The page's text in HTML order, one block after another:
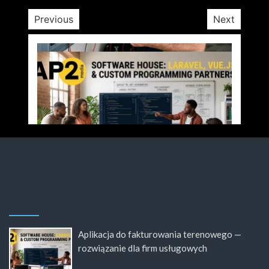
Previous Next
Aplikacja do fakturowania terenowego —
rozwiązanie dla firm usługowych